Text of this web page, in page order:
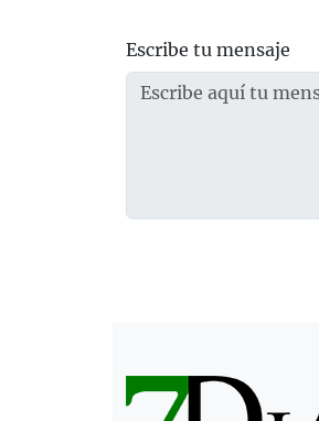
Escribe tu mensaje